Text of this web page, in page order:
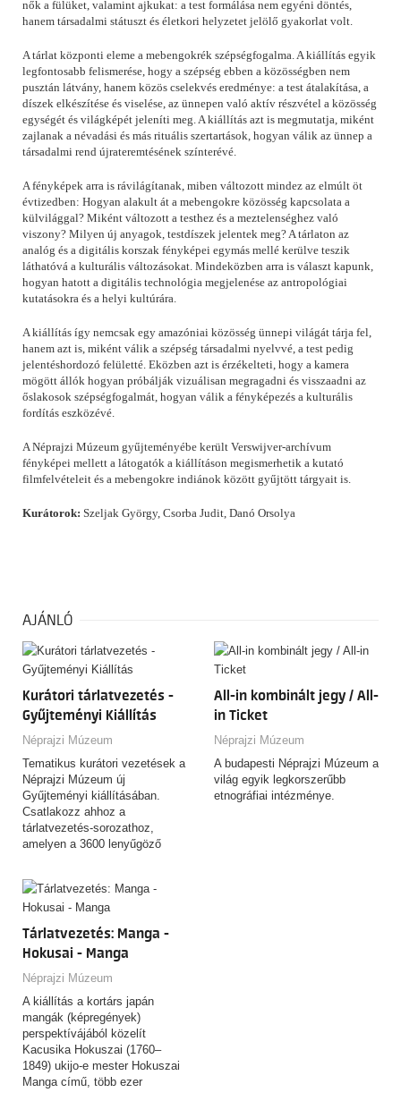
nők a fülüket, valamint ajkukat: a test formálása nem egyéni döntés,
hanem társadalmi státuszt és életkori helyzetet jelölő gyakorlat volt.
A tárlat központi eleme a mebengokrék szépségfogalma. A kiállítás egyik
legfontosabb felismerése, hogy a szépség ebben a közösségben nem
pusztán látvány, hanem közös cselekvés eredménye: a test átalakítása, a
díszek elkészítése és viselése, az ünnepen való aktív részvétel a közösség
egységét és világképét jeleníti meg. A kiállítás azt is megmutatja, miként
zajlanak a névadási és más rituális szertartások, hogyan válik az ünnep a
társadalmi rend újrateremtésének színterévé.
A fényképek arra is rávilágítanak, miben változott mindez az elmúlt öt
évtizedben: Hogyan alakult át a mebengokre közösség kapcsolata a
külvilággal? Miként változott a testhez és a meztelenséghez való
viszony? Milyen új anyagok, testdíszek jelentek meg? A tárlaton az
analóg és a digitális korszak fényképei egymás mellé kerülve teszik
láthatóvá a kulturális változásokat. Mindeközben arra is választ kapunk,
hogyan hatott a digitális technológia megjelenése az antropológiai
kutatásokra és a helyi kultúrára.
A kiállítás így nemcsak egy amazóniai közösség ünnepi világát tárja fel,
hanem azt is, miként válik a szépség társadalmi nyelvvé, a test pedig
jelentéshordozó felületté. Eközben azt is érzékelteti, hogy a kamera
mögött állók hogyan próbálják vizuálisan megragadni és visszaadni az
őslakosok szépségfogalmát, hogyan válik a fényképezés a kulturális
fordítás eszközévé.
A Néprajzi Múzeum gyűjteményébe került Verswijver-archívum
fényképei mellett a látogatók a kiállításon megismerhetik a kutató
filmfelvételeit és a mebengokre indiánok között gyűjtött tárgyait is.
Kurátorok: Szeljak György, Csorba Judit, Danó Orsolya
AJÁNLÓ
Kurátori tárlatvezetés -
Gyűjteményi Kiállítás
Néprajzi Múzeum
Tematikus kurátori vezetések a
Néprajzi Múzeum új
Gyűjteményi kiállításában.
Csatlakozz ahhoz a
tárlatvezetés-sorozathoz,
amelyen a 3600 lenyűgöző
All-in kombinált jegy / All-
in Ticket
Néprajzi Múzeum
A budapesti Néprajzi Múzeum a
világ egyik legkorszerűbb
etnográfiai intézménye.
Tárlatvezetés: Manga -
Hokusai - Manga
Néprajzi Múzeum
A kiállítás a kortárs japán
mangák (képregények)
perspektívájából közelít
Kacusika Hokuszai (1760–
1849) ukijo-e mester Hokuszai
Manga című, több ezer